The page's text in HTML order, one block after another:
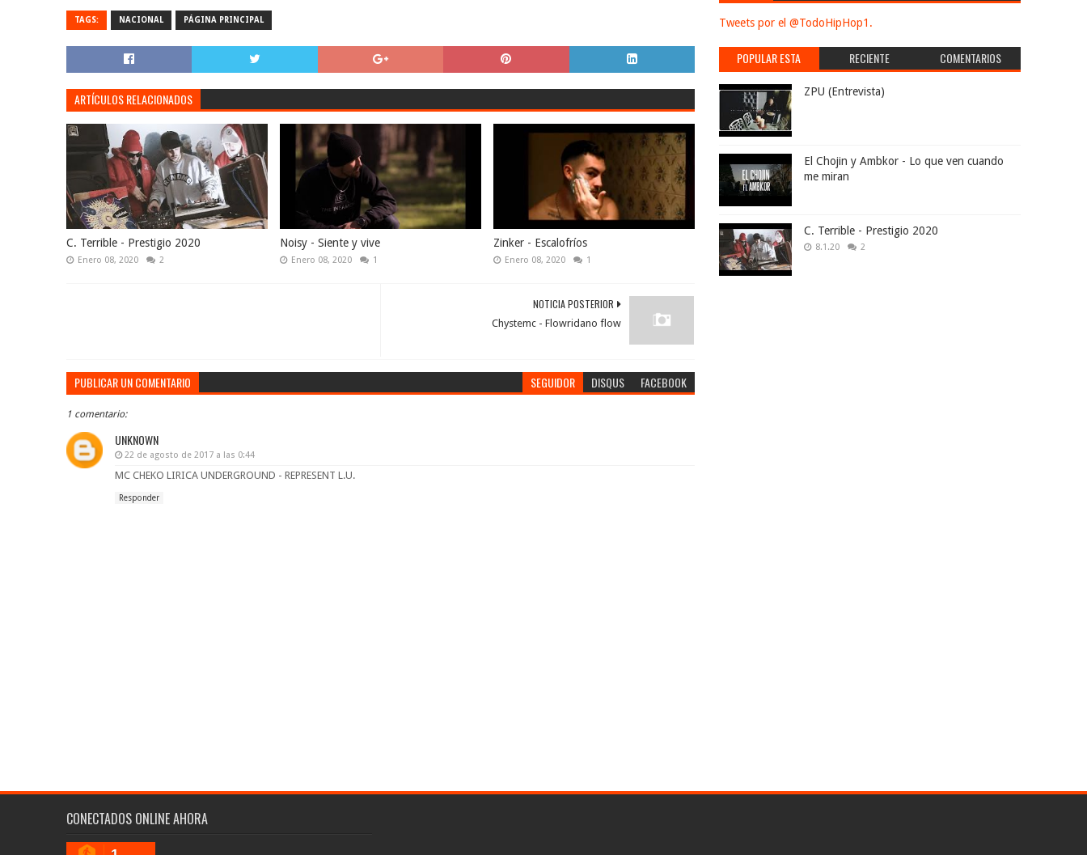
TAGS: NACIONAL PÁGINA PRINCIPAL
ARTÍCULOS RELACIONADOS
C. Terrible - Prestigio 2020
Enero 08, 2020 2
Noisy - Siente y vive
Enero 08, 2020 1
Zinker - Escalofríos
Enero 08, 2020 1
NOTICIA POSTERIOR
Chystemc - Flowridano flow
PUBLICAR UN COMENTARIO SEGUIDOR DISQUS FACEBOOK
1 comentario:
UNKNOWN
22 de agosto de 2017 a las 0:44
MC CHEKO LIRICA UNDERGROUND - REPRESENT L.U.
Responder
Tweets por el @TodoHipHop1.
POPULAR ESTA
SEMANA
RECIENTE COMENTARIOS
ZPU (Entrevista)
El Chojin y Ambkor - Lo que ven cuando
me miran
C. Terrible - Prestigio 2020
8.1.20 2
CONECTADOS ONLINE AHORA